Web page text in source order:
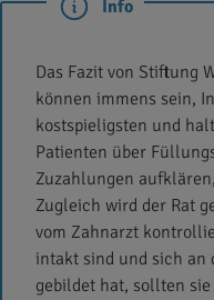
Info
Das Fazit von Stiftung
können immens sein,
kostspieligsten und
Patienten über
Zuzahlungen
Zugleich wird der Rat
vom Zahnarzt
intakt sind und sich an
gebildet hat, sollten